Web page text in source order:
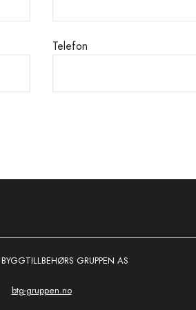
Telefon
GRUPPEN AS
btg-gruppen.no